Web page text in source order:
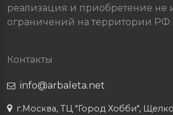
реализация и приобретение не
ограничений на территории РФ.
Контакты
info@arbaleta.net
г.Москва, ТЦ "Город Хобби",